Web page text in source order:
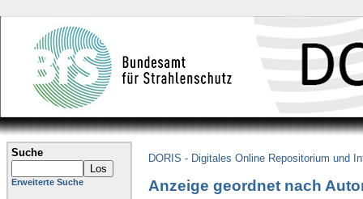
Suche
Erweiterte Suche
DORIS - Digitales Online Repositorium und
Anzeige geordnet nach